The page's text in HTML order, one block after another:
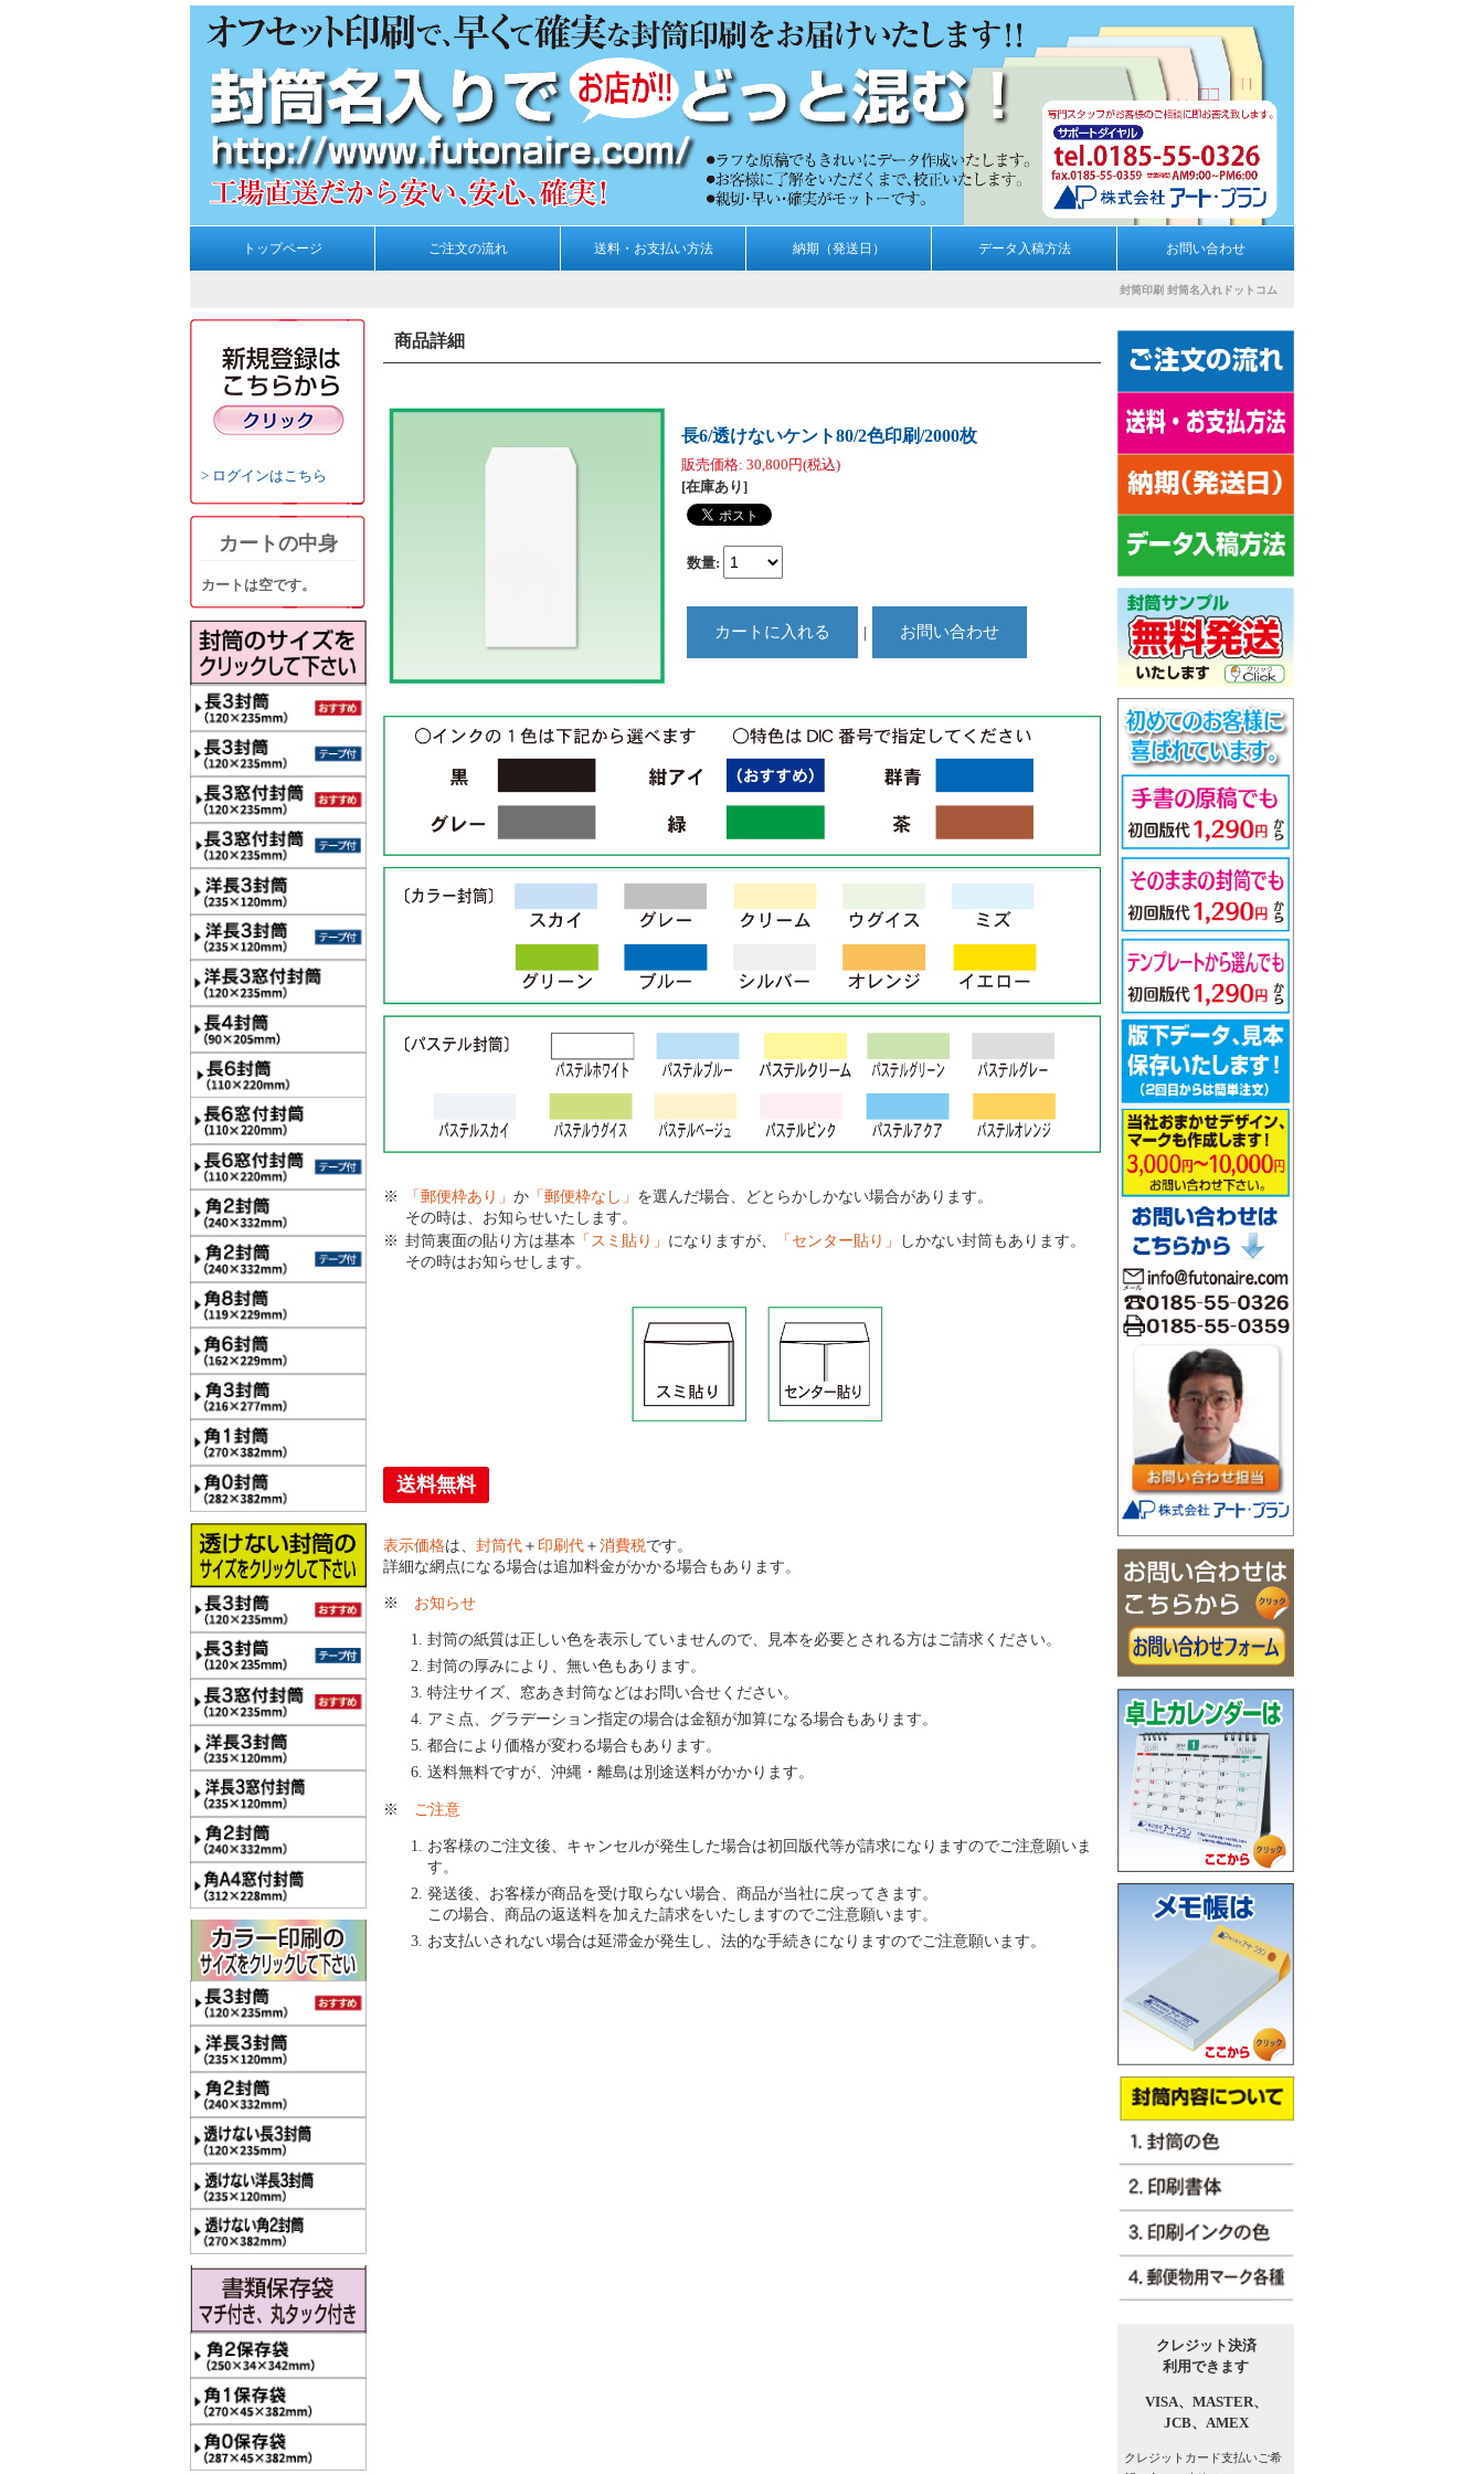
トップページ ご注文の流れ 送料・お支払い方法 納期（発送日） データ入稿方法 お問い合わせ
封筒印刷 封筒名入れドットコム
ログインはこちら
カートの中身
カートは空です。
商品詳細
長6/透けないケント80/2色印刷/2000枚
販売価格: 30,800円(税込)
[在庫あり]
数量:
｜
「郵便枠あり」 か 「郵便枠なし」 を選んだ場合、どとらかしかない場合があります。
その時は、お知らせいたします。
封筒裏面の貼り方は基本 「スミ貼り」 になりますが、 「センター貼り」
しかない封筒もあります。
その時はお知らせします。
送料無料
表示価格は、 封筒代 ＋ 印刷代 ＋ 消費税です。
詳細な網点になる場合は追加料金がかかる場合もあります。
※ お知らせ
封筒の紙質は正しい色を表示していませんので、見本を必要とされる方はご請求ください。
封筒の厚みにより、無い色もあります。
特注サイズ、窓あき封筒などはお問い合せください。
アミ点、グラデーション指定の場合は金額が加算になる場合もあります。
都合により価格が変わる場合もあります。
送料無料ですが、沖縄・離島は別途送料がかかります。
※ ご注意
お客様のご注文後、キャンセルが発生した場合は初回版代等が請求になりますのでご注意願いま
す。
発送後、お客様が商品を受け取らない場合、商品が当社に戻ってきます。
この場合、商品の返送料を加えた請求をいたしますのでご注意願います。
お支払いされない場合は延滞金が発生し、法的な手続きになりますのでご注意願います。
クレジット決済
利用できます
VISA、 MASTER、
JCB、 AMEX
クレジットカード支払いご希